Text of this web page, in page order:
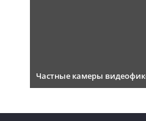
Частные камеры